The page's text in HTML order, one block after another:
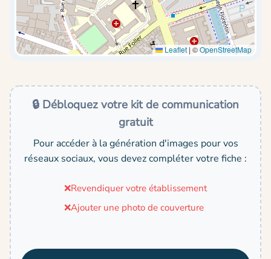
Leaflet | ©OpenStreetMap
🔒 Débloquez votre kit de communication
gratuit
Pour accéder à la génération d'images pour vos
réseaux sociaux, vous devez compléter votre fiche :
❌Revendiquer votre établissement
❌Ajouter une photo de couverture